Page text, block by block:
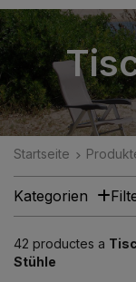
Startseite
42 productes a
Stühle
Kategorien